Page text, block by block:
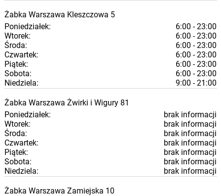
Żabka Warszawa Kleszczowa 5
Poniedziałek:
6:00 - 23:00
Wtorek:
6:00 - 23:00
Środa:
6:00 - 23:00
Czwartek:
6:00 - 23:00
Piątek:
6:00 - 23:00
Sobota:
6:00 - 23:00
Niedziela:
9:00 - 21:00
Żabka Warszawa Żwirki i Wigury 81
Poniedziałek:
brak informacji
Wtorek:
brak informacji
Środa:
brak informacji
Czwartek:
brak informacji
Piątek:
brak informacji
Sobota:
brak informacji
Niedziela:
brak informacji
Żabka Warszawa Zamiejska 10